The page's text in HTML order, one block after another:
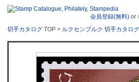
会員登録(無料) or
切手カタログ TOP > ルクセンブルク 切手カタログ